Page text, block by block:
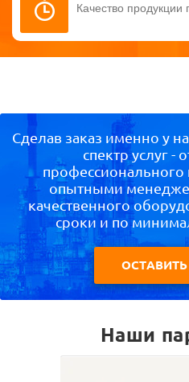
Качество
Сделав заказ именно у
спектр услуг -
профессионального
опытными
качественного
сроки и по
Наши